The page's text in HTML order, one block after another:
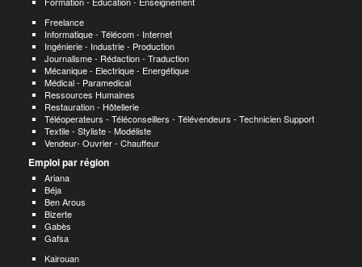
Freelance
Informatique - Télécom - Internet
Ingénierie - Industrie - Production
Journalisme - Rédaction - Traduction
Mécanique - Electrique - Energétique
Médical - Paramedical
Ressources Humaines
Restauration - Hôtellerie
Téléoperateurs - Téléconseillers - Télévendeurs - Technicien Support
Textile - Styliste - Modéliste
Vendeur- Ouvrier - Chauffeur
Emploi par région
Ariana
Béja
Ben Arous
Bizerte
Gabès
Gafsa
Kairouan